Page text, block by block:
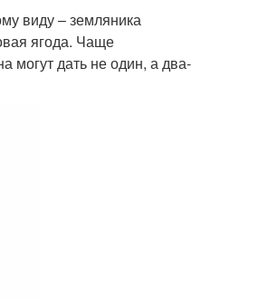
виду – земляника
ягода. Чаще
могут дать не один, а два-